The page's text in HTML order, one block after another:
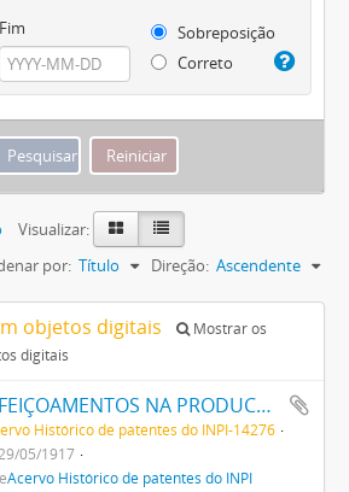
Fim
Sobreposição
Correto
Visualizar:
por: Título Direção: Ascendente
objetos digitais
Mostrar os
digitais
APERFEIÇOAMENTOS NA PRODUCÇÃO DE TINTAS OU CORES
Histórico de patentes do INPI-14276
29/05/1917
Acervo Histórico de patentes do INPI